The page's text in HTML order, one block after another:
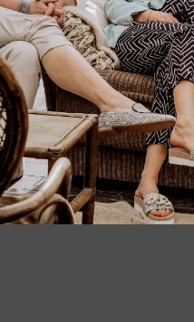
Birkenstock
€37,95€29,95